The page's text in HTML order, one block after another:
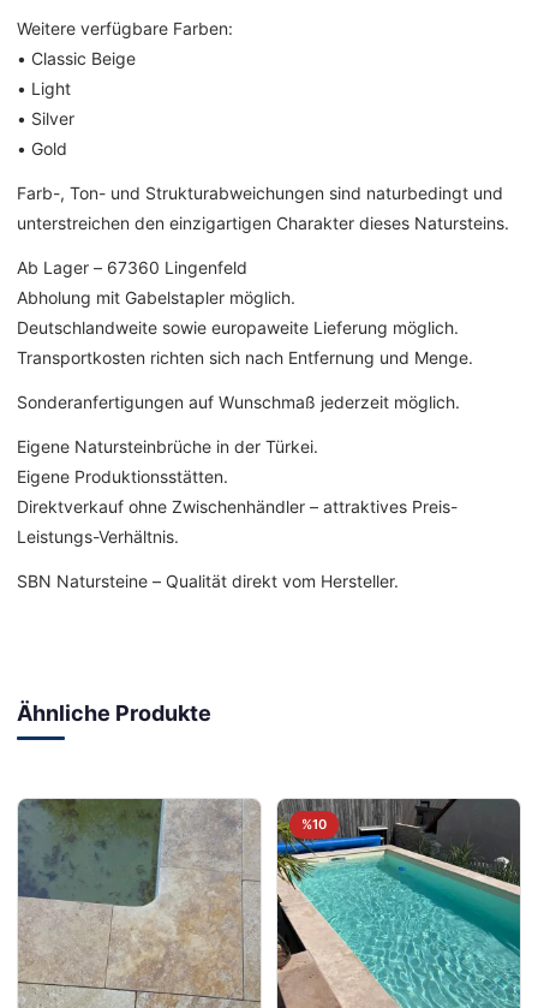
Weitere verfügbare Farben:
• Classic Beige
• Light
• Silver
• Gold
Farb-, Ton- und Strukturabweichungen sind naturbedingt und
unterstreichen den einzigartigen Charakter dieses Natursteins.
Ab Lager – 67360 Lingenfeld
Abholung mit Gabelstapler möglich.
Deutschlandweite sowie europaweite Lieferung möglich.
Transportkosten richten sich nach Entfernung und Menge.
Sonderanfertigungen auf Wunschmaß jederzeit möglich.
Eigene Natursteinbrüche in der Türkei.
Eigene Produktionsstätten.
Direktverkauf ohne Zwischenhändler – attraktives Preis-
Leistungs-Verhältnis.
SBN Natursteine – Qualität direkt vom Hersteller.
Ähnliche Produkte
%10